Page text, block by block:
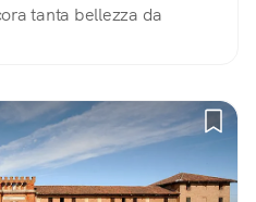
tanta bellezza da